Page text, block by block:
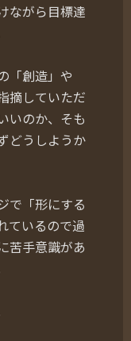
ながら目標達
「創造」や
摘していただ
いのか、そも
どうしようか
で「形にする
ているので過
苦手意識があ